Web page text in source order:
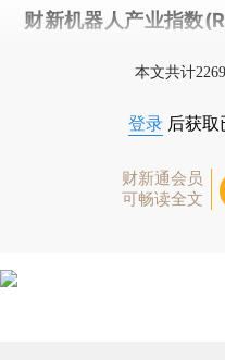
财新机器人产业指数
本文共计
登录 后获取
财新通会员
可畅读全文